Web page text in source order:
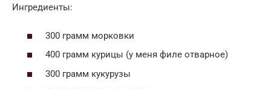
Ингредиенты:
300 грамм морковки
400 грамм курицы (у меня филе отварное)
300 грамм кукурузы